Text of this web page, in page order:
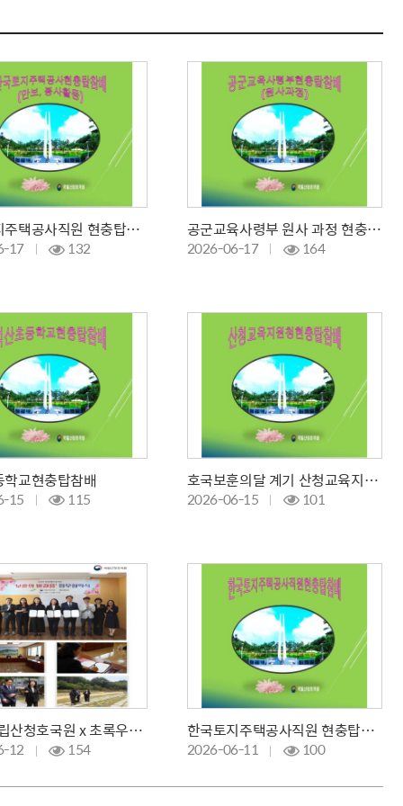
한국토지주택공사직원 현충탑참배 및 봉사활동국
17 132
공군교육사령부 원사 과정 현충탑참배/안보/
2026-06-17 164
교현충탑참배
15 115
호국보훈의달 계기 산청교육지원청 현충탑 참배
2026-06-15 101
LH x 국립산청호국원 x 초록우산어린이재단 업무협약 체결
12 154
한국토지주택공사직원 현충탑참배 및 봉사활동
2026-06-11 100